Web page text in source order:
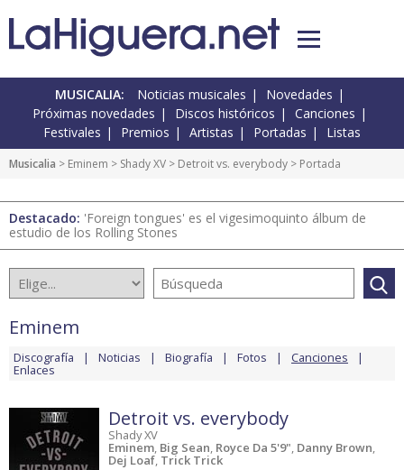
MUSICALIA: Noticias musicales
Novedades
Próximas novedades
Discos históricos
Canciones
Festivales
Premios Artistas Portadas Listas
Musicalia > Eminem > Shady XV > Detroit vs. everybody > Portada
Destacado: 'Foreign tongues' es el vigesimoquinto álbum de
estudio de los Rolling Stones
Eminem
Discografía Noticias Biografía Fotos Canciones
Enlaces
Detroit vs. everybody
Shady XV
Eminem, Big Sean, Royce Da 5'9", Danny Brown,
Dej Loaf, Trick Trick